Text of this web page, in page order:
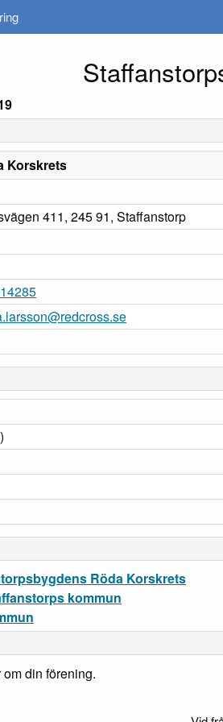
Korskrets
411, 245 91, Staffanstorp
Röda Korskrets
kommun
din förening.